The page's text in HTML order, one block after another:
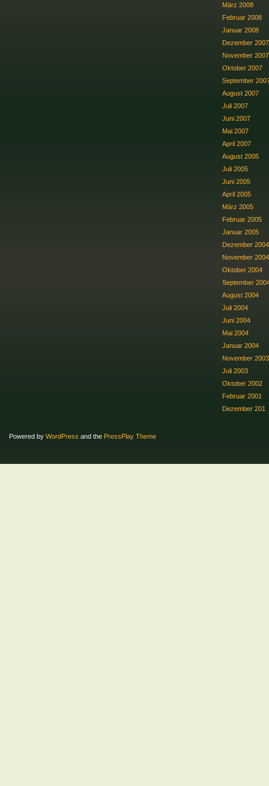
März 2008
Februar 2008
Januar 2008
Dezember 2007
November 2007
Oktober 2007
September
August 2007
Juli 2007
Juni 2007
Mai 2007
April 2007
August 2005
Juli 2005
Juni 2005
April 2005
März 2005
Februar 2005
Januar 2005
Dezember 2004
November 2004
Oktober 2004
September
August 2004
Juli 2004
Juni 2004
Mai 2004
Januar 2004
November 2003
Juli 2003
Oktober 2002
Februar 2001
Dezember 201
Powered by WordPress and the PressPlay Theme